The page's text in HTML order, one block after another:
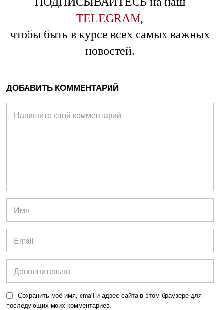
TELEGRAM,
чтобы быть в курсе всех самых важных
новостей.
ДОБАВИТЬ КОММЕНТАРИЙ
Сохранить моё имя, email и адрес сайта в этом браузере для
последующих моих комментариев.